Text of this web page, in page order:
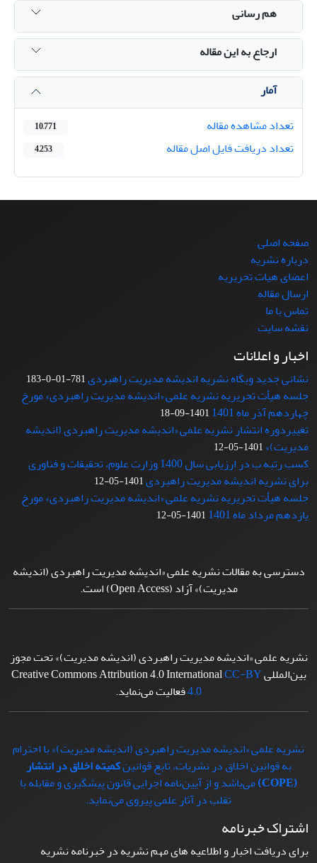
هم رسانی
ارجاع به این مقاله
آمار
تعداد مشاهده مقاله
10,771
تعداد دریافت فایل اصل مقاله 4,253
صفحه اصلی
درباره نشریه
اعضای هیات تحریریه
ارسال مقاله
تماس با ما
نقشه سایت
اخبار و اعلانات
نشانی جدید وبگاه نشریه اندیشه مدیریت راهبردی781-01-0-183
جلسه هیأت تحریریه نشریه علمی «اندیشه مدیریت راهبردی» مورخ
چهاردهم آذر ماه 1401
1401-09-18
تغییردوره انتشار نشریه علمی «اندیشه مدیریت راهبردی (اندیشه
مدیریت)»1401-05-12
کسب رتبه ب در ارزیابی سال 1400 وزارت علوم، تحقیقات و فناوری
برای نشریه اندیشه مدیریت راهبردی1401-05-12
جلسه هیأت تحریریه نشریه علمی «اندیشه مدیریت راهبردی» مورخ
یازدهم مرداد ماه 1401
1401-05-12
دسترسی به مقالات نشریه علمی «اندیشه مدیریت راهبردی (اندیشه
مدیریت)» آزاد (Open Access) است.
نشریه علمی «اندیشه مدیریت راهبردی (اندیشه مدیریت)» تحت مجوز
بین‌المللی Creative Commons Attribution 4.0 InternationalCC-BY
4.0فعالیت می‌نماید.
نشریه علمی «اندیشه مدیریت راهبردی (اندیشه مدیریت)» با احترام
به قوانین اخلاق در نشریات، تابع قوانینکمیته اخلاق در انتشار
(COPE)
می‌باشد و از آیین‌نامه اجرایی قانون پیشگیری و مقابله با
تقلب در آثار علمی پیروی می‌نماید.
اشتراک خبرنامه
برای دریافت اخبار و اطلاعیه های مهم نشریه در خبرنامه نشریه